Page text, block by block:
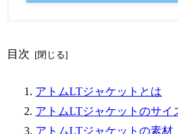
目次
アトムLTジャケットとは
アトムLTジャケットのサイ
アトムLTジャケットの素材